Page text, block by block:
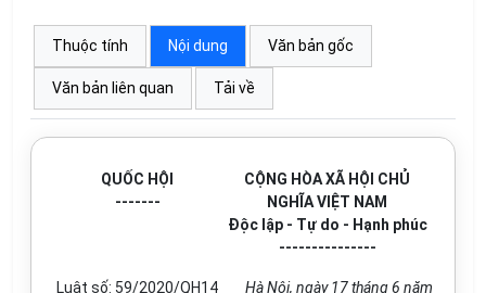
Thuộc tính Nội dung Văn bản gốc
Văn bản liên quan Tải về
QUỐC HỘI
-------
CỘNG HÒA XÃ HỘI CHỦ
NGHĨA VIỆT NAM
Độc lập - Tự do - Hạnh phúc
---------------
Luật số: 59/2020/QH14
Hà Nội, ngày 17 tháng 6 năm